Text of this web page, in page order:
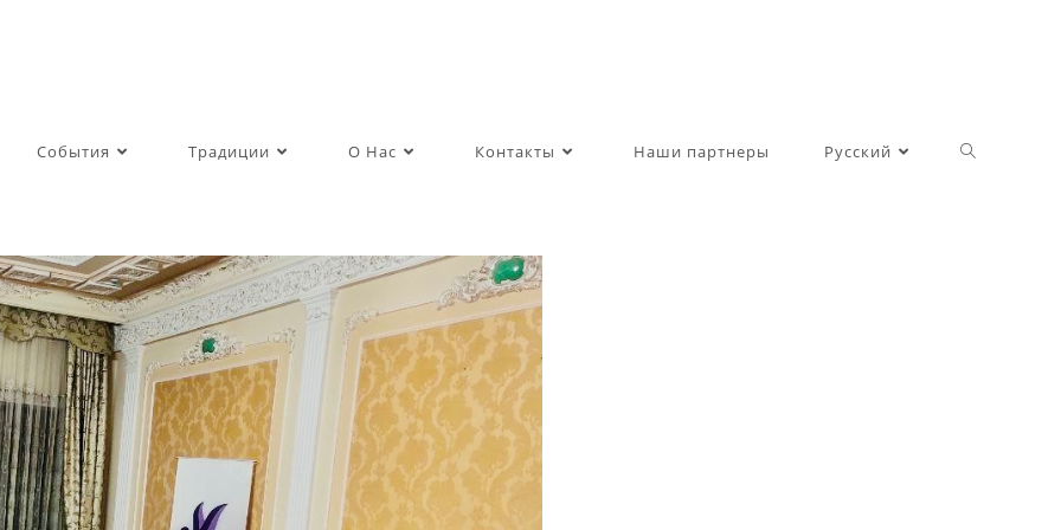
События Традиции О Нас Контакты Наши партнеры Русский Toggle